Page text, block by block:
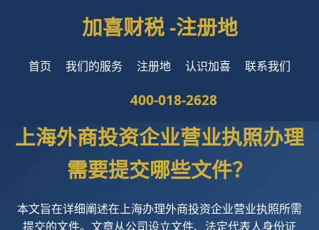
加喜财税 -注册地
首页 我们的服务 注册地 认识加喜 联系我们
400-018-2628
上海外商投资企业营业执照办理
需要提交哪些文件？
本文旨在详细阐述在上海办理外商投资企业营业执照所需
提交的文件。文章从公司设立文件、法定代表人身份证